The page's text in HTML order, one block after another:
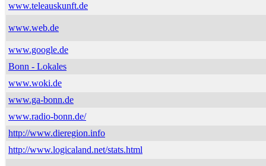
www.teleauskunft.de
www.web.de
www.google.de
Bonn - Lokales
www.woki.de
www.ga-bonn.de
www.radio-bonn.de/
http://www.dieregion.info
http://www.logicaland.net/stats.html